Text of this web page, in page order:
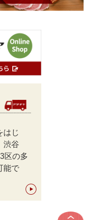
はじ
渋谷
区の多
能で